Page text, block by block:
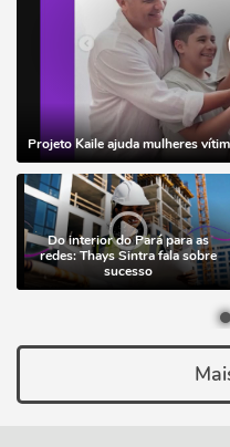
Projeto Kaile ajuda mulheres
Do interior do Pará para as
redes: Thays Sintra fala sobre
sucesso